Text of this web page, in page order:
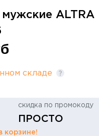
ALTRA
складе
скидка по промокоду
ПРОСТО
корзине!